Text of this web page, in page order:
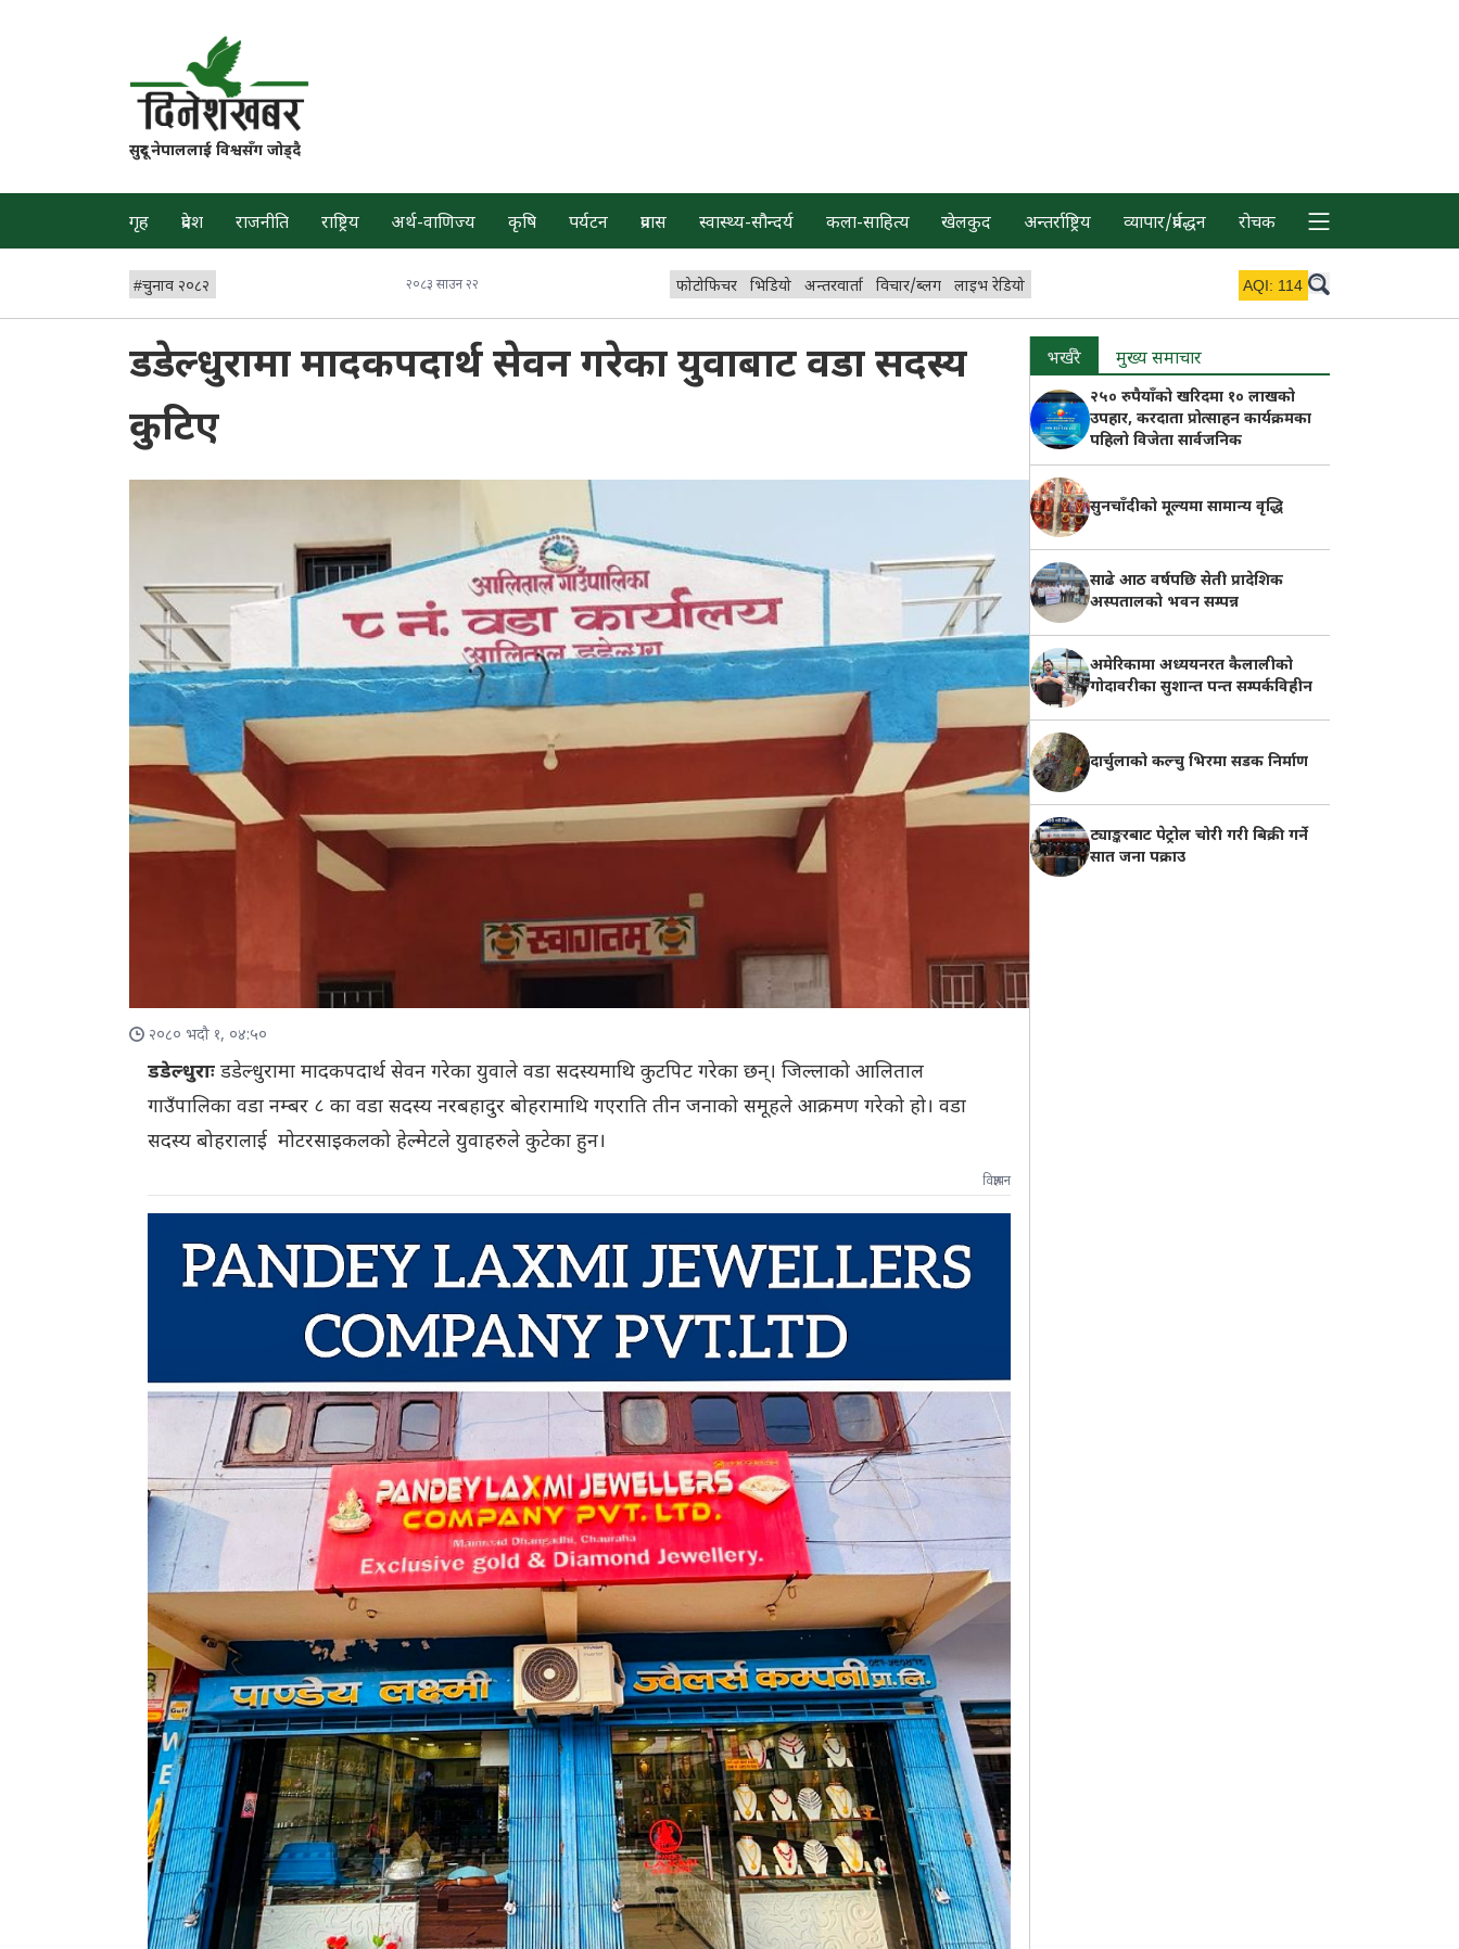
सुदूर नेपाललाई विश्वसँग जोड्दै
गृह प्रदेश राजनीति राष्ट्रिय अर्थ-वाणिज्य कृषि पर्यटन प्रवास स्वास्थ्य-सौन्दर्य कला-साहित्य खेलकुद अन्तर्राष्ट्रिय व्यापार/प्रर्वद्धन रोचक
#चुनाव २०८२ २०८३ साउन २२ फोटोफिचर भिडियो अन्तरवार्ता विचार/ब्लग लाइभ रेडियो AQI: 114
डडेल्धुरामा मादकपदार्थ सेवन गरेका युवाबाट वडा सदस्य
कुटिए
२०८० भदौ १, ०४:५०
डडेल्धुराःडडेल्धुरामा मादकपदार्थ सेवन गरेका युवाले वडा सदस्यमाथि कुटपिट गरेका छन्। जिल्लाको आलिताल
गाउँपालिका वडा नम्बर ८ का वडा सदस्य नरबहादुर बोहरामाथि गएराति तीन जनाको समूहले आक्रमण गरेको हो। वडा
सदस्य बोहरालाई मोटरसाइकलको हेल्मेटले युवाहरुले कुटेका हुन।
विज्ञापन
भर्खरै मुख्य समाचार
२५० रुपैयाँको खरिदमा १० लाखको
उपहार, करदाता प्रोत्साहन कार्यक्रमका
पहिलो विजेता सार्वजनिक
सुनचाँदीको मूल्यमा सामान्य वृद्धि
साढे आठ वर्षपछि सेती प्रादेशिक
अस्पतालको भवन सम्पन्न
अमेरिकामा अध्ययनरत कैलालीको
गोदावरीका सुशान्त पन्त सम्पर्कविहीन
दार्चुलाको कल्चु भिरमा सडक निर्माण
ट्याङ्करबाट पेट्रोल चोरी गरी बिक्री गर्ने
सात जना पक्राउ